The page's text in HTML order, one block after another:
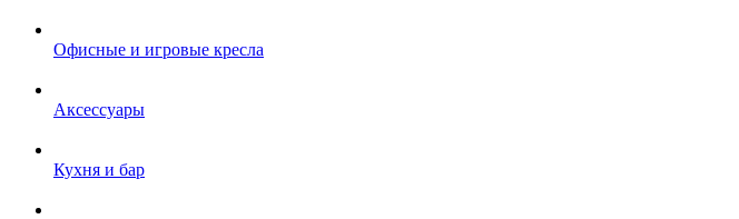
Офисные и игровые кресла
Аксессуары
Кухня и бар